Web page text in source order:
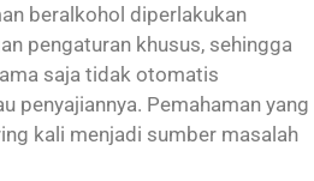
beralkohol diperlakukan
pengaturan khusus, sehingga
saja tidak otomatis
penyajiannya. Pemahaman yang
kali menjadi sumber masalah